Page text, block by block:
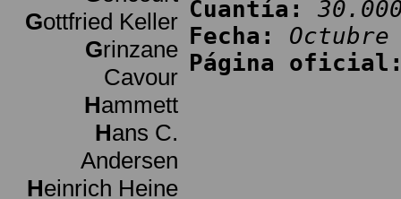
Gottfried Keller
Grinzane
Cavour
Hammett
Hans C.
Andersen
Heinrich Heine
Cuantía:
Fecha:
Octubre
Página